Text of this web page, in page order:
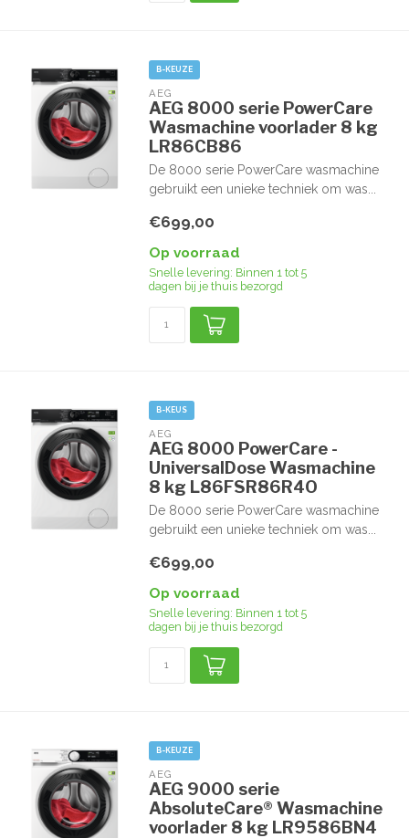
B-KEUZE
AEG
AEG 8000 serie PowerCare
Wasmachine voorlader 8 kg
LR86CB86
De 8000 serie PowerCare wasmachine
gebruikt een unieke techniek om was...
€699,00
Op voorraad
Snelle levering: Binnen 1 tot 5
dagen bij je thuis bezorgd
B-KEUS
AEG
AEG 8000 PowerCare -
UniversalDose Wasmachine
8 kg L86FSR86R4O
De 8000 serie PowerCare wasmachine
gebruikt een unieke techniek om was...
€699,00
Op voorraad
Snelle levering: Binnen 1 tot 5
dagen bij je thuis bezorgd
B-KEUZE
AEG
AEG 9000 serie
AbsoluteCare® Wasmachine
voorlader 8 kg LR9586BN4